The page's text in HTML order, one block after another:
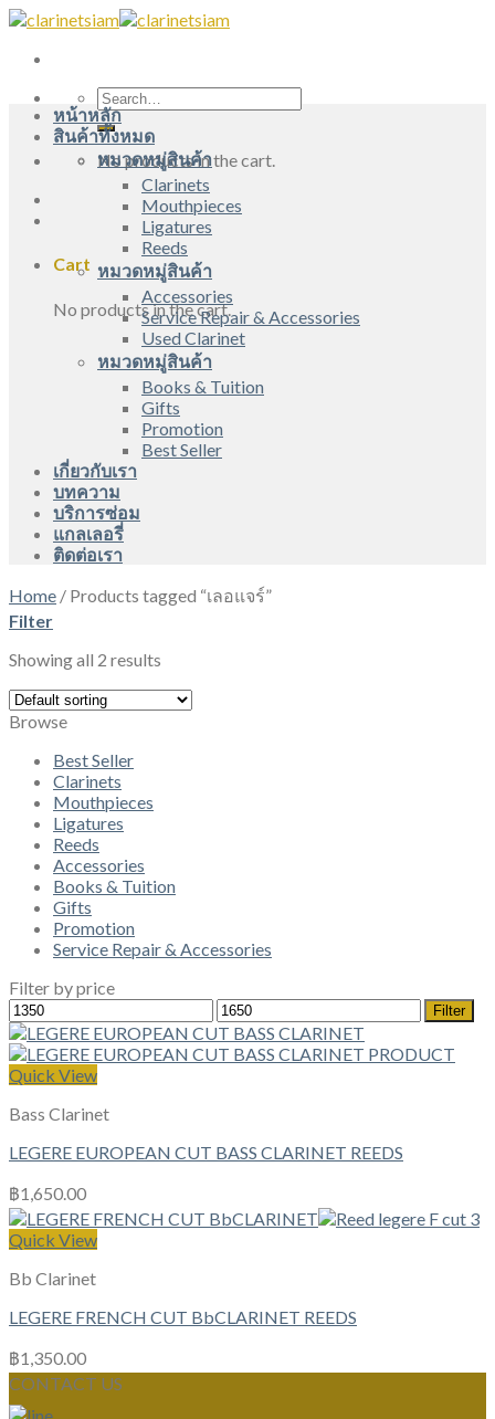
Skip
content
Search
for:
No products in the cart.
Cart
No products in the cart.
หน้าหลัก
สินค้าทั้งหมด
หมวดหมู่สินค้า
Clarinets
Mouthpieces
Ligatures
Reeds
หมวดหมู่สินค้า
Accessories
Service Repair & Accessories
Used Clarinet
หมวดหมู่สินค้า
Books & Tuition
Gifts
Promotion
Best Seller
เกี่ยวกับเรา
บทความ
บริการซ่อม
แกลเลอรี่
ติดต่อเรา
Home / Products tagged “เลอแจร์”
Filter
Showing all 2 results
Browse
Best Seller
Clarinets
Mouthpieces
Ligatures
Reeds
Accessories
Books & Tuition
Gifts
Promotion
Service Repair & Accessories
Filter by price
Min
price
Max
price
Filter
Quick View
Bass Clarinet
LEGERE EUROPEAN CUT BASS CLARINET REEDS
฿1,650.00
Quick View
Bb Clarinet
LEGERE FRENCH CUT BbCLARINET REEDS
฿1,350.00
CONTACT US